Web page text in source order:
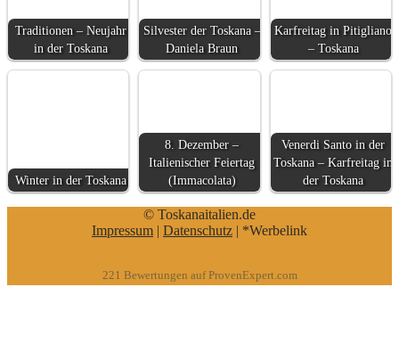
Traditionen – Neujahr
in der Toskana
Silvester der Toskana –
Daniela Braun
Karfreitag in Pitigliano
– Toskana
Winter in der Toskana
8. Dezember –
Italienischer Feiertag
(Immacolata)
Venerdi Santo in der
Toskana – Karfreitag in
der Toskana
© Toskanaitalien.de
Impressum | Datenschutz | *Werbelink
221 Bewertungen auf ProvenExpert.com